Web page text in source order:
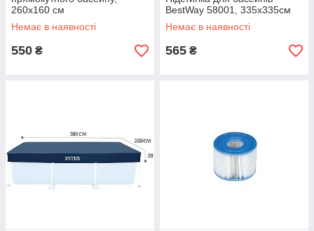
260x160 см
Немає в наявності
550 ₴
BestWay 58001, 335х335см
Немає в наявності
565 ₴